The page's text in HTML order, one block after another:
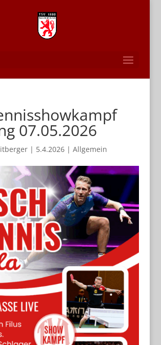
07.05.2026
| 5.4.2026| Allgemein